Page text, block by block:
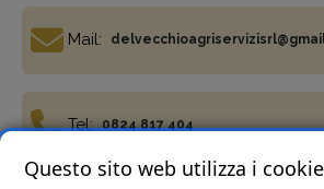
Mail:
Tel: 0824 817 404
Questo sito web utilizza i cookie